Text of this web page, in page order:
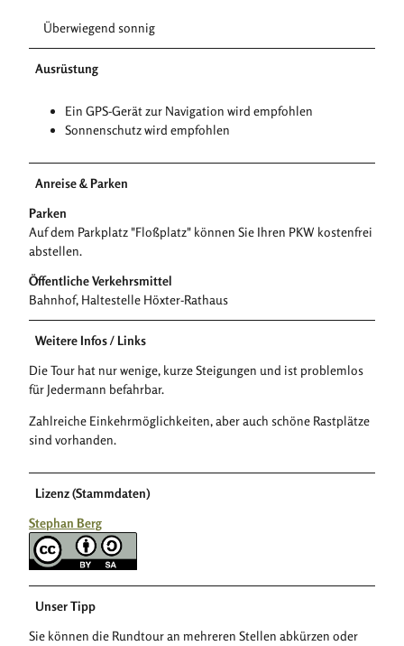
Überwiegend sonnig
Ausrüstung
Ein GPS-Gerät zur Navigation wird empfohlen
Sonnenschutz wird empfohlen
Anreise & Parken
Parken
Auf dem Parkplatz "Floßplatz" können Sie Ihren PKW kostenfrei
abstellen.
Öffentliche Verkehrsmittel
Bahnhof, Haltestelle Höxter-Rathaus
Weitere Infos / Links
Die Tour hat nur wenige, kurze Steigungen und ist problemlos
für Jedermann befahrbar.
Zahlreiche Einkehrmöglichkeiten, aber auch schöne Rastplätze
sind vorhanden.
Lizenz (Stammdaten)
Stephan Berg
Unser Tipp
Sie können die Rundtour an mehreren Stellen abkürzen oder